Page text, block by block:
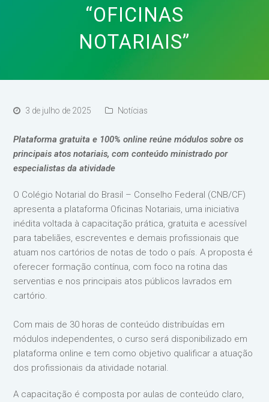
“OFICINAS
NOTARIAIS”
3 de julho de 2025 Notícias
Plataforma gratuita e 100% online reúne módulos sobre os
principais atos notariais, com conteúdo ministrado por
especialistas da atividade
O Colégio Notarial do Brasil – Conselho Federal (CNB/CF)
apresenta a plataforma Oficinas Notariais, uma iniciativa
inédita voltada à capacitação prática, gratuita e acessível
para tabeliães, escreventes e demais profissionais que
atuam nos cartórios de notas de todo o país. A proposta é
oferecer formação contínua, com foco na rotina das
serventias e nos principais atos públicos lavrados em
cartório.
Com mais de 30 horas de conteúdo distribuídas em
módulos independentes, o curso será disponibilizado em
plataforma online e tem como objetivo qualificar a atuação
dos profissionais da atividade notarial.
A capacitação é composta por aulas de conteúdo claro,